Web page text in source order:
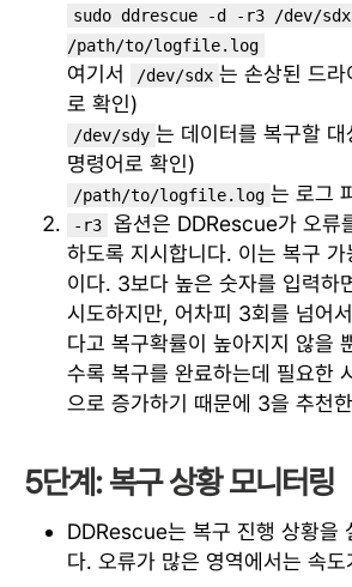
sudo ddrescue -d -r3 /dev/
/path/to/logfile.log
여기서 /dev/sdx 는 손상된 드
로 확인)
/dev/sdy 는 데이터를 복구할
명령어로 확인)
/path/to/logfile.log 는 로그
-r3
옵션은 DDRescue가 오류
하도록 지시합니다. 이는 복구
이다. 3보다 높은 숫자를 입력하
시도하지만, 어차피 3회를 넘어
다고 복구확률이 높아지지 않을
수록 복구를 완료하는데 필요한
으로 증가하기 때문에 3을 추천
5단계: 복구 상황 모니터링
DDRescue는 복구 진행 상황을
다. 오류가 많은 영역에서는 속